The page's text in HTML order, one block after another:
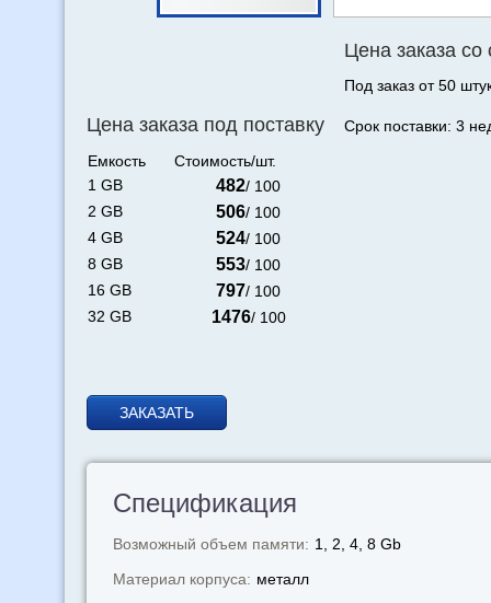
Цена заказа под поставку
Емкость
Стоимость/шт.
1 GB
482/ 100
2 GB
506/ 100
4 GB
524/ 100
8 GB
553/ 100
16 GB
797/ 100
32 GB
1476/ 100
Цена заказа со
Под заказ от 50
Срок поставки: 3
ЗАКАЗАТЬ
Спецификация
Возможный объем памяти: 1, 2, 4, 8 Gb
Материал корпуса: металл